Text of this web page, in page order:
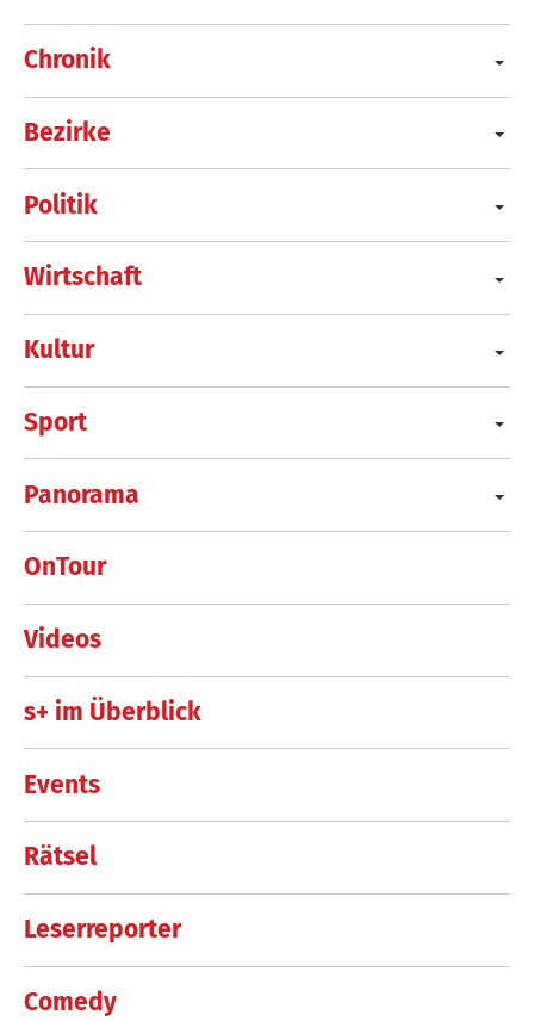
Chronik
Bezirke
Politik
Wirtschaft
Kultur
Sport
Panorama
OnTour
Videos
s+ im Überblick
Events
Rätsel
Leserreporter
Comedy